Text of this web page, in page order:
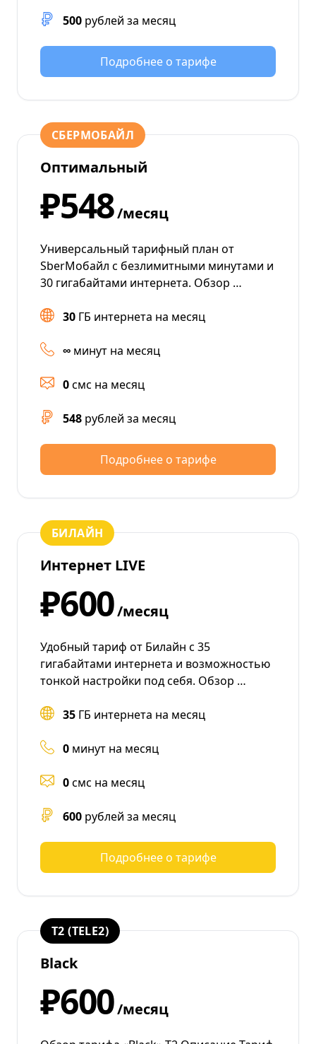
500 рублей за месяц
Подробнее о тарифе
СБЕРМОБАЙЛ
Оптимальный
₽548/месяц
Универсальный тарифный план от
SberМобайл с безлимитными минутами и
30 гигабайтами интернета. Обзор …
30 ГБ интернета на месяц
∞ минут на месяц
0смс на месяц
548 рублей за месяц
Подробнее о тарифе
БИЛАЙН
Интернет LIVE
₽600/месяц
Удобный тариф от Билайн с 35
гигабайтами интернета и возможностью
тонкой настройки под себя. Обзор …
35 ГБ интернета на месяц
0 минут на месяц
0смс на месяц
600 рублей за месяц
Подробнее о тарифе
T2 (TELE2)
Black
₽600/месяц